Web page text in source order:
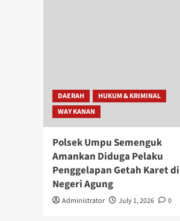
DAERAH
HUKUM & KRIMINAL
WAY KANAN
Polsek Umpu Semenguk
Amankan Diduga Pelaku
Penggelapan Getah Karet di
Negeri Agung
Administrator July 1, 2026 0